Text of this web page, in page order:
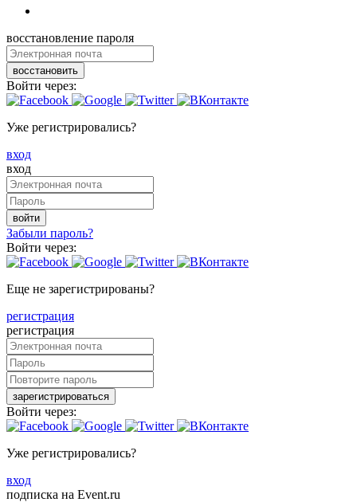
восстановление пароля
восстановить
Войти через:
Уже регистрировались?
вход
вход
войти
Забыли пароль?
Войти через:
Еще не зарегистрированы?
регистрация
регистрация
зарегистрироваться
Войти через:
Уже регистрировались?
вход
подписка на Event.ru